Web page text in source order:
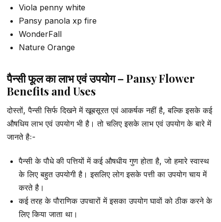
Viola penny white
Pansy panola xp fire
WonderFall
Nature Orange
पैन्सी फूल का लाभ एवं उपयोग – Pansy Flower
Benefits and Uses
दोस्तों, पैन्सी सिर्फ दिखने में खूबसूरत एवं आकर्षक नहीं है, बल्कि इसके कई
औषधिय लाभ एवं उपयोग भी है। तो चलिए इसके लाभ एवं उपयोग के बारे में
जानते हैः-
पैन्सी के पौधे की पत्तियों में कई औषधीय गुण होता है, जो हमारे स्वास्थ
के लिए बहुत उपयोगी है। इसलिए लोग इसके पत्ती का उपयोग चाय में
करते है।
कई तरह के पौराणिक उपचारों में इसका उपयोग घावों को ठीक करने के
लिए किया जाता था।